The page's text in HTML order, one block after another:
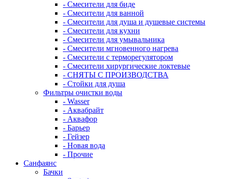
- Смесители для биде
- Смесители для ванной
- Смесители для душа и душевые системы
- Смесители для кухни
- Смесители для умывальника
- Смесители мгновенного нагрева
- Смесители с терморегулятором
- Смесители хирургические локтевые
- СНЯТЫ С ПРОИЗВОДСТВА
- Стойки для душа
Фильтры очистки воды
- Wasser
- Аквабрайт
- Аквафор
- Барьер
- Гейзер
- Новая вода
- Прочие
Санфаянс
Бачки